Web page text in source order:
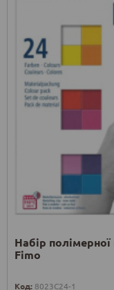
Набір
Fimo
Код: 8023C24-1